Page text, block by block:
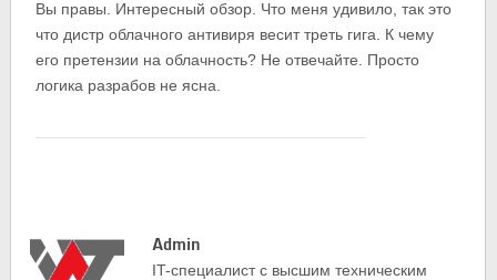
Вы правы. Интересный обзор. Что меня удивило, так это
что дистр облачного антивиря весит треть гига. К чему
его претензии на облачность? Не отвечайте. Просто
логика разрабов не ясна.
Admin
IT-cпециалист с высшим техническим